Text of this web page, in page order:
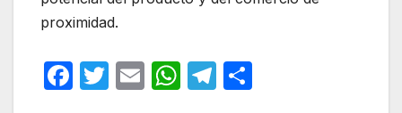
proximidad.
F
T
E
W T